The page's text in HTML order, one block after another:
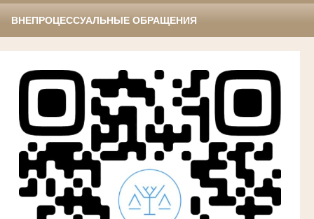
ВНЕПРОЦЕССУАЛЬНЫЕ ОБРАЩЕНИЯ